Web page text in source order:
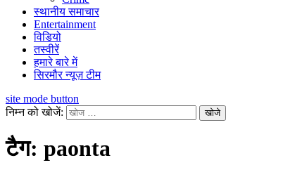
स्थानीय समाचार
Entertainment
विडियो
तस्वीरें
हमारे बारे में
सिरमौर न्यूज़ टीम
site mode button
निम्न को खोजें:
टैग: paonta